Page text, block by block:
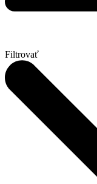
Filtrovať